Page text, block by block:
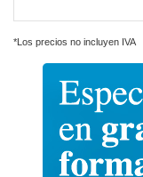
*Los precios no incluyen IVA